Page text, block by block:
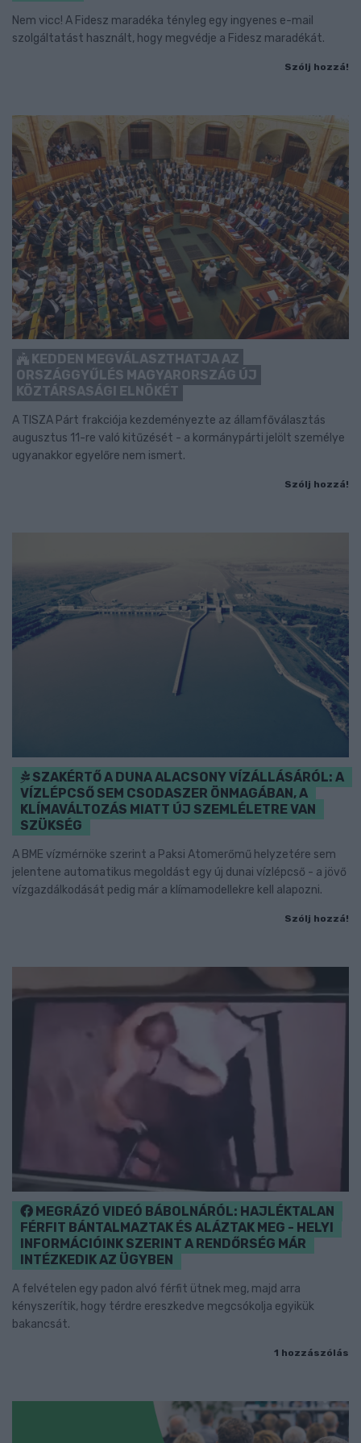
Nem vicc! A Fidesz maradéka tényleg egy ingyenes e-mail
szolgáltatást használt, hogy megvédje a Fidesz maradékát.
Szólj hozzá!
KEDDEN MEGVÁLASZTHATJA AZ
ORSZÁGGYŰLÉS MAGYARORSZÁG ÚJ
KÖZTÁRSASÁGI ELNÖKÉT
A TISZA Párt frakciója kezdeményezte az államfőválasztás
augusztus 11-re való kitűzését - a kormánypárti jelölt személye
ugyanakkor egyelőre nem ismert.
Szólj hozzá!
SZAKÉRTŐ A DUNA ALACSONY VÍZÁLLÁSÁRÓL: A
VÍZLÉPCSŐ SEM CSODASZER ÖNMAGÁBAN, A
KLÍMAVÁLTOZÁS MIATT ÚJ SZEMLÉLETRE VAN
SZÜKSÉG
A BME vízmérnöke szerint a Paksi Atomerőmű helyzetére sem
jelentene automatikus megoldást egy új dunai vízlépcső - a jövő
vízgazdálkodását pedig már a klímamodellekre kell alapozni.
Szólj hozzá!
MEGRÁZÓ VIDEÓ BÁBOLNÁRÓL: HAJLÉKTALAN
FÉRFIT BÁNTALMAZTAK ÉS ALÁZTAK MEG - HELYI
INFORMÁCIÓINK SZERINT A RENDŐRSÉG MÁR
INTÉZKEDIK AZ ÜGYBEN
A felvételen egy padon alvó férfit ütnek meg, majd arra
kényszerítik, hogy térdre ereszkedve megcsókolja egyikük
bakancsát.
1 hozzászólás